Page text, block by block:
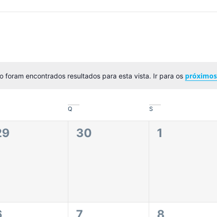
Aviso
foram encontrados resultados para esta vista. Ir para os
Q S
0
30
0
1
0
0